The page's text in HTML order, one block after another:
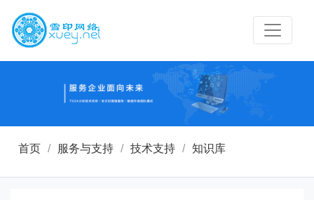
首页 / 服务与支持 / 技术支持 / 知识库